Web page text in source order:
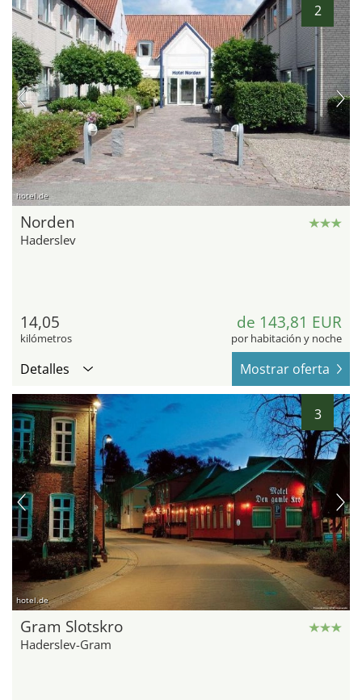
2
hotel.de
Norden
Haderslev
14,05
kilómetros
de 143,81 EUR
por habitación y noche
Detalles Mostrar oferta
3
hotel.de
Gram Slotskro
Haderslev-Gram